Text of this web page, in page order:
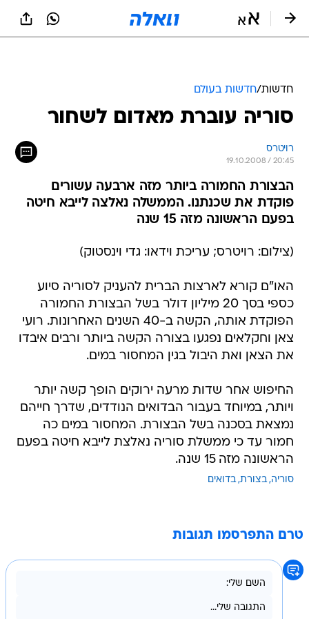
חדשות/חדשות בעולם
סוריה עוברת מאדום לשחור
רויטרס
19.10.2008 / 20:45
הבצורת החמורה ביותר מזה ארבעה עשורים
פוקדת את שכנתנו. הממשלה נאלצה לייבא חיטה
בפעם הראשונה מזה 15 שנה
(צילום: רויטרס; עריכת וידאו: גדי וינסטוק)
האו"ם קורא לארצות הברית להעניק לסוריה סיוע
כספי בסך 20 מיליון דולר בשל הבצורת החמורה
הפוקדת אותה, הקשה ב-40 השנים האחרונות. רועי
צאן וחקלאים נפגעו בצורה הקשה ביותר ורבים איבדו
את הצאן ואת היבול בגין המחסור במים.
החיפוש אחר שדות מרעה ירוקים הופך קשה יותר
ויותר, במיוחד בעבור הבדואים הנודדים, שדרך חייהם
נמצאת בסכנה בשל הבצורת. המחסור במים כה
חמור עד כי ממשלת סוריה נאלצת לייבא חיטה בפעם
הראשונה מזה 15 שנה.
סוריה בצורת בדואים
טרם התפרסמו תגובות